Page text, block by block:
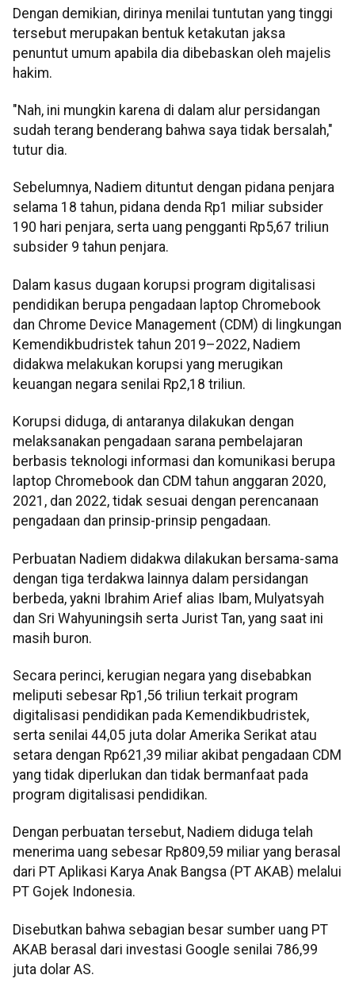
Dengan demikian, dirinya menilai tuntutan yang tinggi
tersebut merupakan bentuk ketakutan jaksa
penuntut umum apabila dia dibebaskan oleh majelis
hakim.
"Nah, ini mungkin karena di dalam alur persidangan
sudah terang benderang bahwa saya tidak bersalah,"
tutur dia.
Sebelumnya, Nadiem dituntut dengan pidana penjara
selama 18 tahun, pidana denda Rp1 miliar subsider
190 hari penjara, serta uang pengganti Rp5,67 triliun
subsider 9 tahun penjara.
Dalam kasus dugaan korupsi program digitalisasi
pendidikan berupa pengadaan laptop Chromebook
dan Chrome Device Management (CDM) di lingkungan
Kemendikbudristek tahun 2019–2022, Nadiem
didakwa melakukan korupsi yang merugikan
keuangan negara senilai Rp2,18 triliun.
Korupsi diduga, di antaranya dilakukan dengan
melaksanakan pengadaan sarana pembelajaran
berbasis teknologi informasi dan komunikasi berupa
laptop Chromebook dan CDM tahun anggaran 2020,
2021, dan 2022, tidak sesuai dengan perencanaan
pengadaan dan prinsip-prinsip pengadaan.
Perbuatan Nadiem didakwa dilakukan bersama-sama
dengan tiga terdakwa lainnya dalam persidangan
berbeda, yakni Ibrahim Arief alias Ibam, Mulyatsyah
dan Sri Wahyuningsih serta Jurist Tan, yang saat ini
masih buron.
Secara perinci, kerugian negara yang disebabkan
meliputi sebesar Rp1,56 triliun terkait program
digitalisasi pendidikan pada Kemendikbudristek,
serta senilai 44,05 juta dolar Amerika Serikat atau
setara dengan Rp621,39 miliar akibat pengadaan CDM
yang tidak diperlukan dan tidak bermanfaat pada
program digitalisasi pendidikan.
Dengan perbuatan tersebut, Nadiem diduga telah
menerima uang sebesar Rp809,59 miliar yang berasal
dari PT Aplikasi Karya Anak Bangsa (PT AKAB) melalui
PT Gojek Indonesia.
Disebutkan bahwa sebagian besar sumber uang PT
AKAB berasal dari investasi Google senilai 786,99
juta dolar AS.